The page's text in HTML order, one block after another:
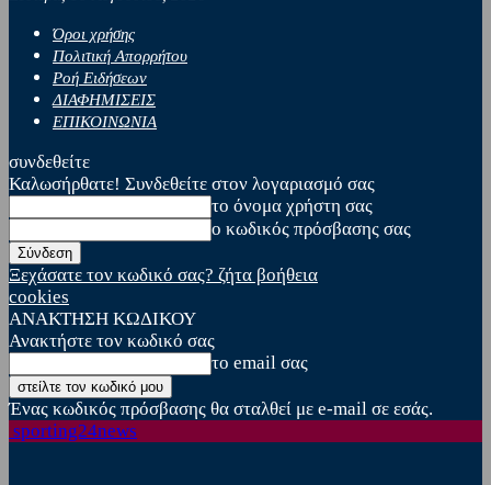
Όροι χρήσης
Πολιτική Απορρήτου
Ροή Ειδήσεων
ΔΙΑΦΗΜΙΣΕΙΣ
ΕΠΙΚΟΙΝΩΝΙΑ
συνδεθείτε
Καλωσήρθατε! Συνδεθείτε στον λογαριασμό σας
το όνομα χρήστη σας
ο κωδικός πρόσβασης σας
Ξεχάσατε τον κωδικό σας? ζήτα βοήθεια
cookies
ΑΝΑΚΤΗΣΗ ΚΩΔΙΚΟΥ
Ανακτήστε τον κωδικό σας
το email σας
Ένας κωδικός πρόσβασης θα σταλθεί με e-mail σε εσάς.
sporting24news